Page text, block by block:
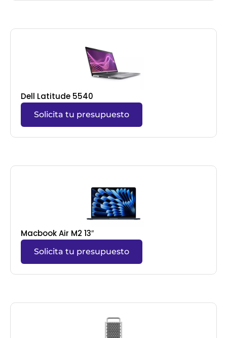
Dell Latitude 5540
Solicita tu presupuesto
Macbook Air M2 13″
Solicita tu presupuesto